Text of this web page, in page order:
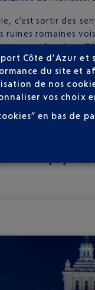
c’est sortir des
ruines romaines
dans la
joyeusement
expérience.
Côte d’Azur et
du site et
de nos
vos choix
en bas de